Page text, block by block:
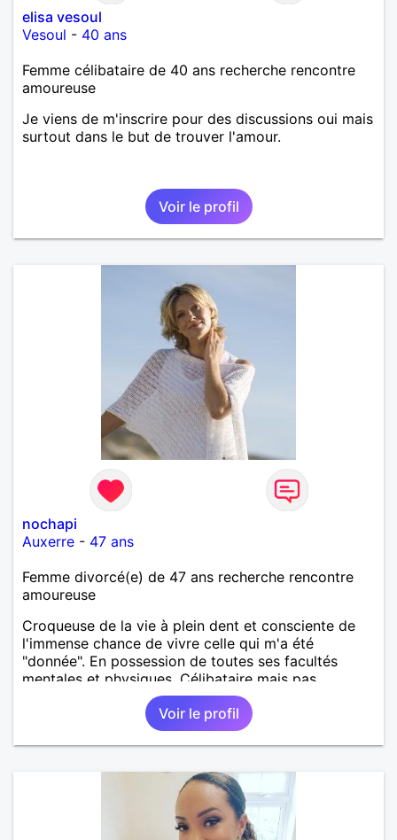
elisa vesoul
Vesoul - 40 ans
Femme célibataire de 40 ans recherche rencontre
amoureuse
Je viens de m'inscrire pour des discussions oui mais
surtout dans le but de trouver l'amour.
Voir le profil
nochapi
Auxerre - 47 ans
Femme divorcé(e) de 47 ans recherche rencontre
amoureuse
Croqueuse de la vie à plein dent et consciente de
l'immense chance de vivre celle qui m'a été
"donnée". En possession de toutes ses facultés
mentales et physiques. Célibataire mais pas
solitaire, je mène une vie bien remplie. Je ne suis
pas sur ce site par dépit, ni en tant que
représentatrice de la Femme Divorcée Mal dans sa
peau. A bientôt.
Voir le profil